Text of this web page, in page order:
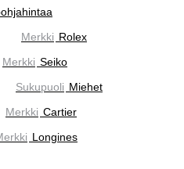
Merkki Rolex
Merkki Seiko
Sukupuoli Miehet
Merkki Cartier
Longines